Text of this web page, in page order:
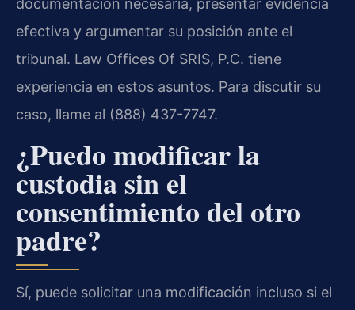
documentación necesaria, presentar evidencia
efectiva y argumentar su posición ante el
tribunal. Law Offices Of SRIS, P.C. tiene
experiencia en estos asuntos. Para discutir su
caso, llame al (888) 437-7747.
¿Puedo modificar la
custodia sin el
consentimiento del otro
padre?
Sí, puede solicitar una modificación incluso si el